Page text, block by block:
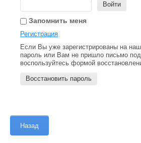
Войти
Запомнить меня
Регистрация
Если Вы уже зарегистрированы на
пароль или Вам не пришло письмо
воспользуйтесь формой
Восстановить пароль
Назад